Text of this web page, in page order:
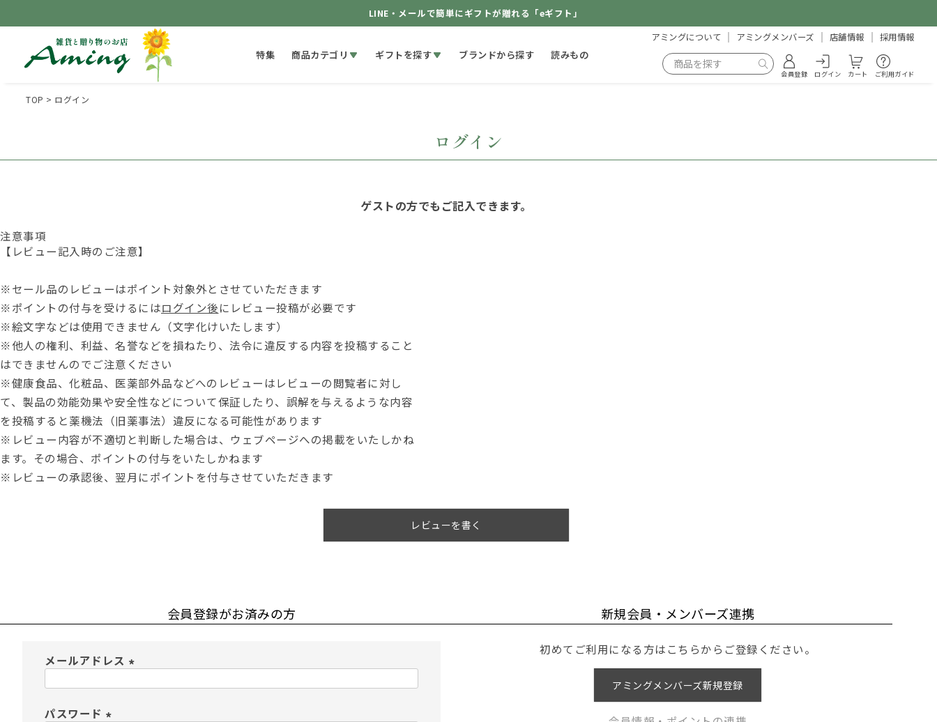
LINE・メールで簡単にギフトが贈れる「eギフト」
特集 商品カテゴリ ギフトを探す ブランドから探す 読みもの
アミングについて アミングメンバーズ 店舗情報 採用情報
会員登録 ログイン カート ご利用ガイド
TOP ログイン
ログイン
ゲストの方でもご記入できます。
注意事項
【レビュー記入時のご注意】
※セール品のレビューはポイント対象外とさせていただきます
※ポイントの付与を受けるにはログイン後にレビュー投稿が必要です
※絵文字などは使用できません（文字化けいたします）
※他人の権利、利益、名誉などを損ねたり、法令に違反する内容を投稿すること
はできませんのでご注意ください
※健康食品、化粧品、医薬部外品などへのレビューはレビューの閲覧者に対し
て、製品の効能効果や安全性などについて保証したり、誤解を与えるような内容
を投稿すると薬機法（旧薬事法）違反になる可能性があります
※レビュー内容が不適切と判断した場合は、ウェブページへの掲載をいたしかね
ます。その場合、ポイントの付与をいたしかねます
※レビューの承認後、翌月にポイントを付与させていただきます
レビューを書く
会員登録がお済みの方
メールアドレス
パスワード
新規会員・メンバーズ連携
初めてご利用になる方はこちらからご登録ください。
アミングメンバーズ新規登録